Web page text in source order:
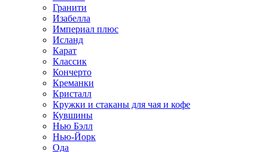
Гранити
Изабелла
Империал плюс
Исланд
Карат
Классик
Кончерто
Креманки
Кристалл
Кружки и стаканы для чая и кофе
Кувшины
Нью Бэлл
Нью-Йорк
Ода